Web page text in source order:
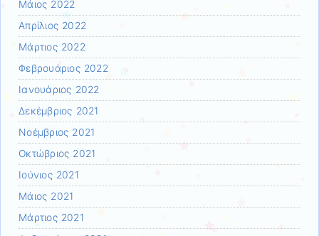
Μάιος 2022
Απρίλιος 2022
Μάρτιος 2022
Φεβρουάριος 2022
Ιανουάριος 2022
Δεκέμβριος 2021
Νοέμβριος 2021
Οκτώβριος 2021
Ιούνιος 2021
Μάιος 2021
Μάρτιος 2021